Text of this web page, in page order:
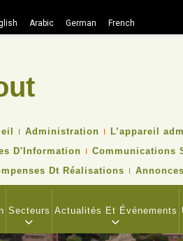
Arabic German French
Administration L’appareil
D'Information
Communications
Dt Réalisations
Secteurs Actualités Et Événements